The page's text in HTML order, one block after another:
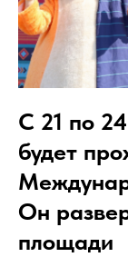
С 21 по
будет
Он
площади